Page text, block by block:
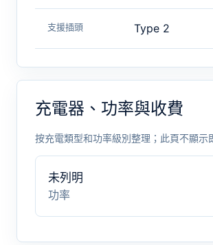
支援插頭 Type 2
充電器、功率與收費
按充電類型和功率級別整理；此頁不顯示
未列明
功率